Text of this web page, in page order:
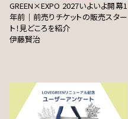
GREEN×EXPO 2027いよいよ開幕1
年前｜前売りチケットの販売スター
ト！見どころを紹介
伊藤賢治